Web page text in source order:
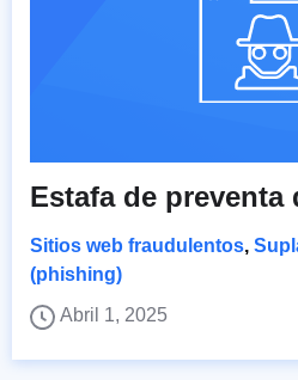
Estafa de preventa
Sitios web fraudulentos,
(phishing)
Abril 1, 2025